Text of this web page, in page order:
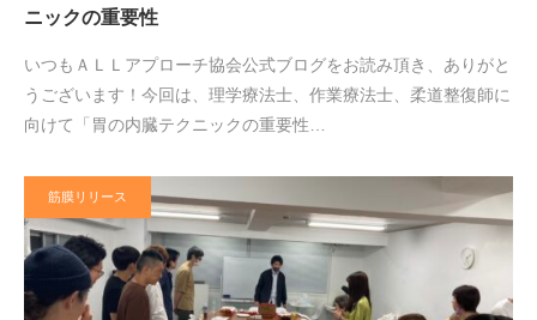
ニックの重要性
いつもＡＬＬアプローチ協会公式ブログをお読み頂き、ありがと
うございます！今回は、理学療法士、作業療法士、柔道整復師に
向けて「胃の内臓テクニックの重要性…
筋膜リリース